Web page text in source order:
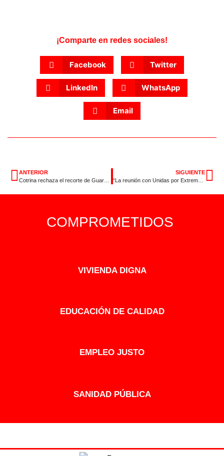
¡Comparte en redes sociales!
Facebook Twitter
LinkedIn WhatsApp
Email
ANTERIOR
SIGUIENTE
COMPROMETIDOS
VIVIENDA DIGNA
EDUCACIÓN DE CALIDAD
EMPLEO JUSTO
SANIDAD PÚBLICA